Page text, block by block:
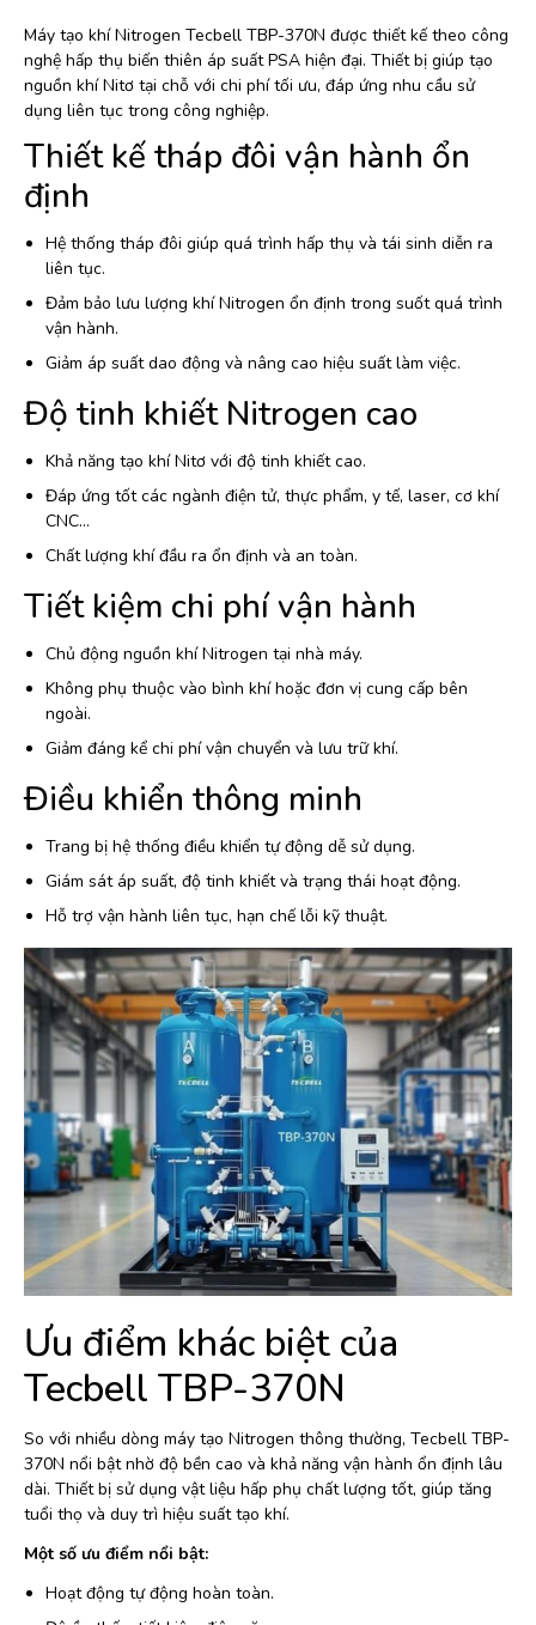
Máy tạo khí Nitrogen Tecbell TBP-370N được thiết kế theo công
nghệ hấp thụ biến thiên áp suất PSA hiện đại. Thiết bị giúp tạo
nguồn khí Nitơ tại chỗ với chi phí tối ưu, đáp ứng nhu cầu sử
dụng liên tục trong công nghiệp.
Thiết kế tháp đôi vận hành ổn
định
Hệ thống tháp đôi giúp quá trình hấp thụ và tái sinh diễn ra
liên tục.
Đảm bảo lưu lượng khí Nitrogen ổn định trong suốt quá trình
vận hành.
Giảm áp suất dao động và nâng cao hiệu suất làm việc.
Độ tinh khiết Nitrogen cao
Khả năng tạo khí Nitơ với độ tinh khiết cao.
Đáp ứng tốt các ngành điện tử, thực phẩm, y tế, laser, cơ khí
CNC…
Chất lượng khí đầu ra ổn định và an toàn.
Tiết kiệm chi phí vận hành
Chủ động nguồn khí Nitrogen tại nhà máy.
Không phụ thuộc vào bình khí hoặc đơn vị cung cấp bên
ngoài.
Giảm đáng kể chi phí vận chuyển và lưu trữ khí.
Điều khiển thông minh
Trang bị hệ thống điều khiển tự động dễ sử dụng.
Giám sát áp suất, độ tinh khiết và trạng thái hoạt động.
Hỗ trợ vận hành liên tục, hạn chế lỗi kỹ thuật.
Ưu điểm khác biệt của
Tecbell TBP-370N
So với nhiều dòng máy tạo Nitrogen thông thường, Tecbell TBP-
370N nổi bật nhờ độ bền cao và khả năng vận hành ổn định lâu
dài. Thiết bị sử dụng vật liệu hấp phụ chất lượng tốt, giúp tăng
tuổi thọ và duy trì hiệu suất tạo khí.
Một số ưu điểm nổi bật:
Hoạt động tự động hoàn toàn.